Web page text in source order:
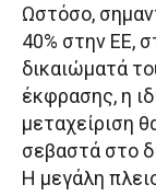
Ωστόσο,
40% στην ΕΕ,
δικαιώματά
έκφρασης, η
μεταχείριση
σεβαστά στο
Η μεγάλη